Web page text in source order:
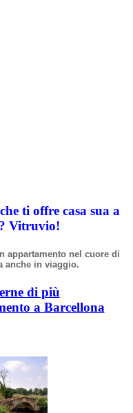
ti offre casa sua a
Vitruvio!
appartamento nel cuore di
anche in viaggio.
di più
a Barcellona